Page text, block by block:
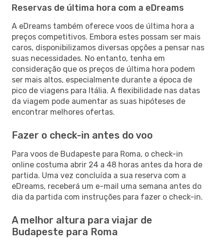
Reservas de última hora com a eDreams
A eDreams também oferece voos de última hora a
preços competitivos. Embora estes possam ser mais
caros, disponibilizamos diversas opções a pensar nas
suas necessidades. No entanto, tenha em
consideração que os preços de última hora podem
ser mais altos, especialmente durante a época de
pico de viagens para Itália. A flexibilidade nas datas
da viagem pode aumentar as suas hipóteses de
encontrar melhores ofertas.
Fazer o check-in antes do voo
Para voos de Budapeste para Roma, o check-in
online costuma abrir 24 a 48 horas antes da hora de
partida. Uma vez concluída a sua reserva com a
eDreams, receberá um e-mail uma semana antes do
dia da partida com instruções para fazer o check-in.
A melhor altura para viajar de
Budapeste para Roma